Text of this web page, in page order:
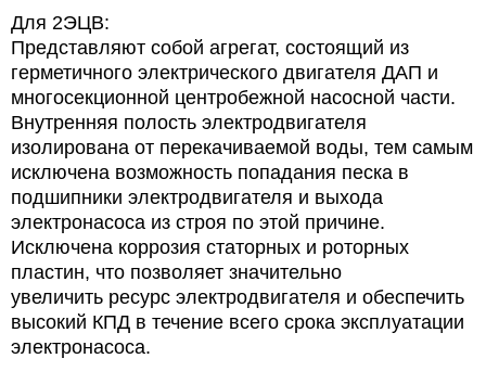
Для 2ЭЦВ:
Представляют собой агрегат, состоящий из
герметичного электрического двигателя ДАП и
многосекционной центробежной насосной части.
Внутренняя полость электродвигателя
изолирована от перекачиваемой воды, тем самым
исключена возможность попадания песка в
подшипники электродвигателя и выхода
электронасоса из строя по этой причине.
Исключена коррозия статорных и роторных
пластин, что позволяет значительно
увеличить ресурс электродвигателя и обеспечить
высокий КПД в течение всего срока эксплуатации
электронасоса.